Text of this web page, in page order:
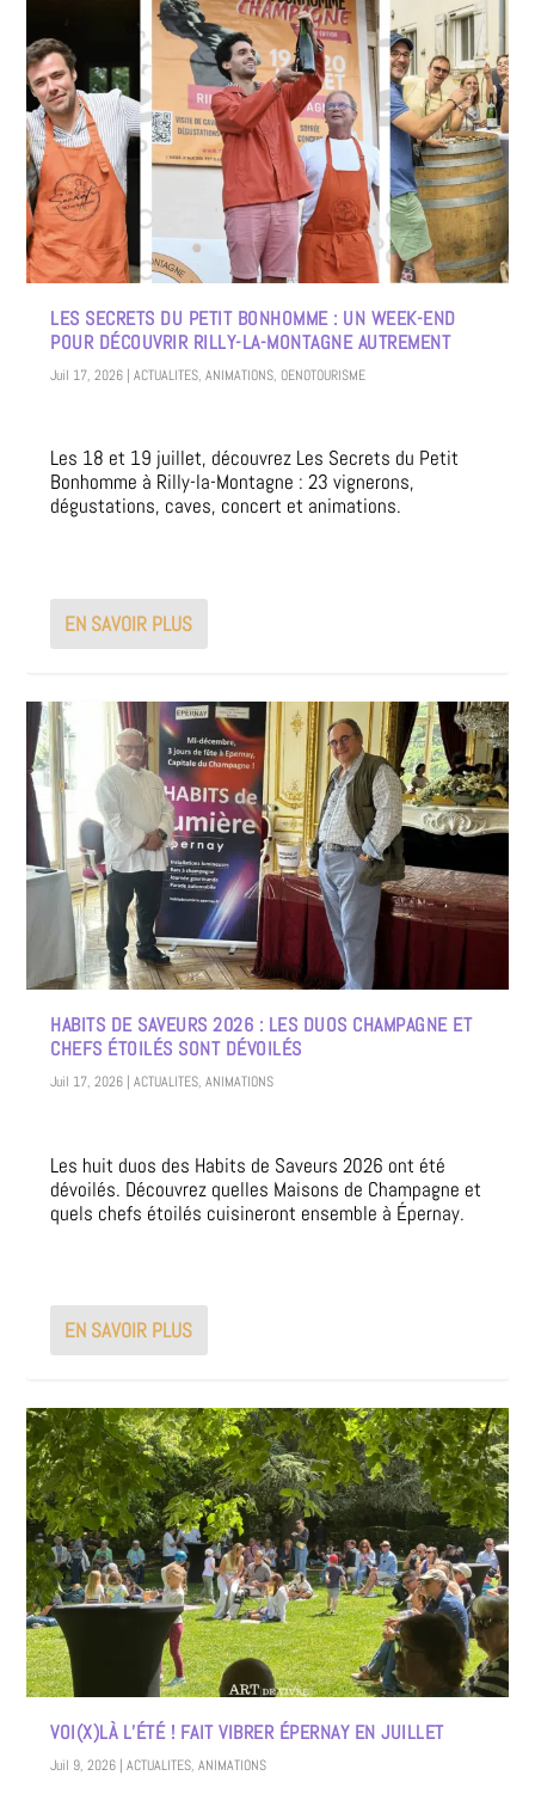
LES SECRETS DU PETIT BONHOMME : UN WEEK-END
POUR DÉCOUVRIR RILLY-LA-MONTAGNE AUTREMENT
Juil 17, 2026 |ACTUALITES,ANIMATIONS, OENOTOURISME
Les 18 et 19 juillet, découvrez Les Secrets du Petit
Bonhomme à Rilly-la-Montagne : 23 vignerons,
dégustations, caves, concert et animations.
EN SAVOIR PLUS
HABITS DE SAVEURS 2026 : LES DUOS CHAMPAGNE ET
CHEFS ÉTOILÉS SONT DÉVOILÉS
Juil 17, 2026 |ACTUALITES,ANIMATIONS
Les huit duos des Habits de Saveurs 2026 ont été
dévoilés. Découvrez quelles Maisons de Champagne et
quels chefs étoilés cuisineront ensemble à Épernay.
EN SAVOIR PLUS
VOI(X)LÀ L’ÉTÉ ! FAIT VIBRER ÉPERNAY EN JUILLET
Juil 9, 2026 |ACTUALITES,ANIMATIONS